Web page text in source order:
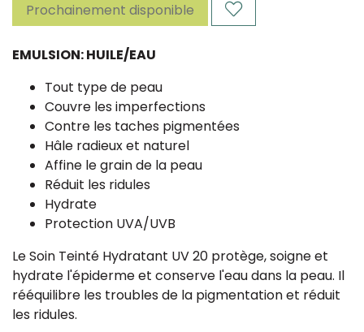
Prochainement disponible
EMULSION: HUILE/EAU
Tout type de peau
Couvre les imperfections
Contre les taches pigmentées
Hâle radieux et naturel
Affine le grain de la peau
Réduit les ridules
Hydrate
Protection UVA/UVB
Le Soin Teinté Hydratant UV 20 protège, soigne et
hydrate l'épiderme et conserve l'eau dans la peau. Il
rééquilibre les troubles de la pigmentation et réduit
les ridules.